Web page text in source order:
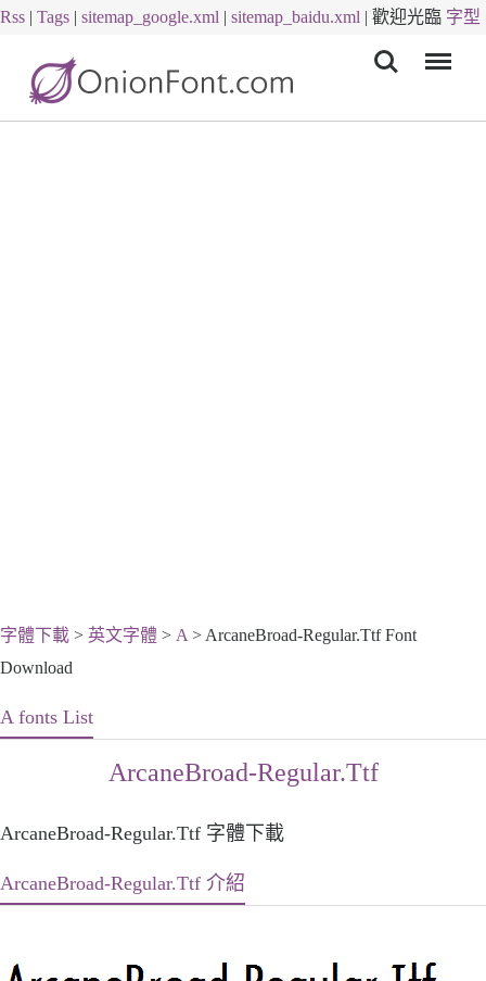
Rss | Tags | sitemap_google.xml | sitemap_baidu.xml | 歡迎光臨 字型
字體下載 > 英文字體 > A > ArcaneBroad-Regular.Ttf Font
Download
A fonts List
ArcaneBroad-Regular.Ttf
ArcaneBroad-Regular.Ttf 字體下載
ArcaneBroad-Regular.Ttf 介紹